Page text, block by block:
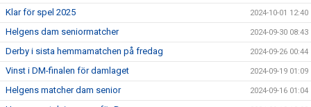
Klar för spel 2025 2024-10-01 12:40
Helgens dam seniormatcher 2024-09-30 08:43
Derby i sista hemmamatchen på fredag 2024-09-26 00:44
Vinst i DM-finalen för damlaget 2024-09-19 01:09
Helgens matcher dam senior 2024-09-16 01:04